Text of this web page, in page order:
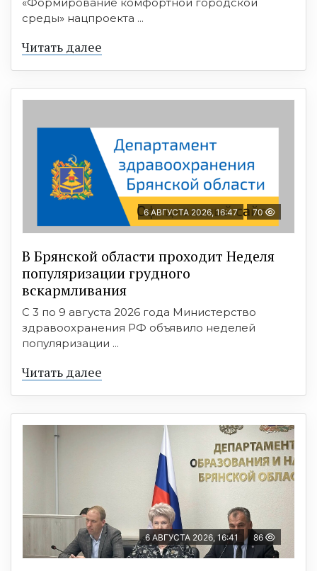
«Формирование комфортной городской
среды» нацпроекта ...
Читать далее
6 АВГУСТА 2026, 16:47 70
В Брянской области проходит Неделя
популяризации грудного
вскармливания
С 3 по 9 августа 2026 года Министерство
здравоохранения РФ объявило неделей
популяризации ...
Читать далее
6 АВГУСТА 2026, 16:41 86